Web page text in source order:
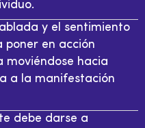
y el sentimiento
poner en acción
moviéndose hacia
a la manifestación
debe darse a